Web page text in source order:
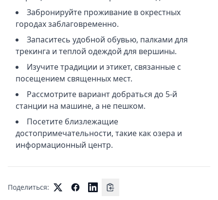
Забронируйте проживание в окрестных
городах заблаговременно.
Запаситесь удобной обувью, палками для
трекинга и теплой одеждой для вершины.
Изучите традиции и этикет, связанные с
посещением священных мест.
Рассмотрите вариант добраться до 5-й
станции на машине, а не пешком.
Посетите близлежащие
достопримечательности, такие как озера и
информационный центр.
Поделиться: